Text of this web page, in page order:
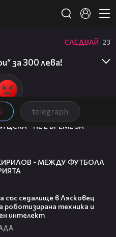
telegraph
СЛЕДВАЙ 23
за 300 лева!
ЦСКА - НЕ Е ВРЕМЕ ЗА
- МЕЖДУ ФУТБОЛА
със седалище в Лясковец
роботизирана техника и
интелект